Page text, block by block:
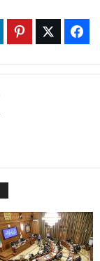
Facebook
Twitter